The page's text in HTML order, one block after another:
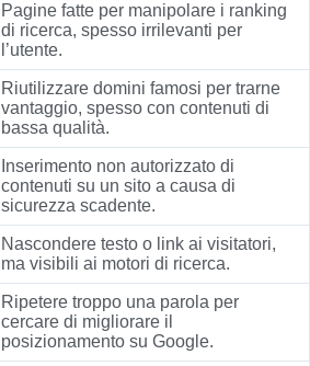
Pagine fatte per manipolare i ranking
di ricerca, spesso irrilevanti per
l’utente.
Riutilizzare domini famosi per trarne
vantaggio, spesso con contenuti di
bassa qualità.
Inserimento non autorizzato di
contenuti su un sito a causa di
sicurezza scadente.
Nascondere testo o link ai visitatori,
ma visibili ai motori di ricerca.
Ripetere troppo una parola per
cercare di migliorare il
posizionamento su Google.